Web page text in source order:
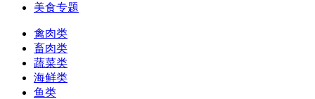
美食专题
禽肉类
畜肉类
蔬菜类
海鲜类
鱼类